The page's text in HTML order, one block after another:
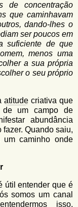
de concentração
que caminhavam
dando-lhes o
ser poucos em
suficiente de que
menos uma
a sua própria
o seu próprio
atitudecriativa que
um campo de
abundância
Quando saiu,
caminho onde
útil entender que é
somos um canal
isso,